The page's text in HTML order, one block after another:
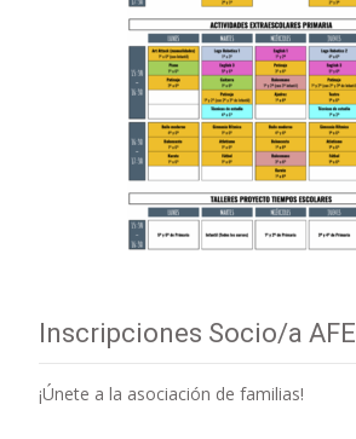
Inscripciones Socio/a AFE
¡Únete a la asociación de familias!